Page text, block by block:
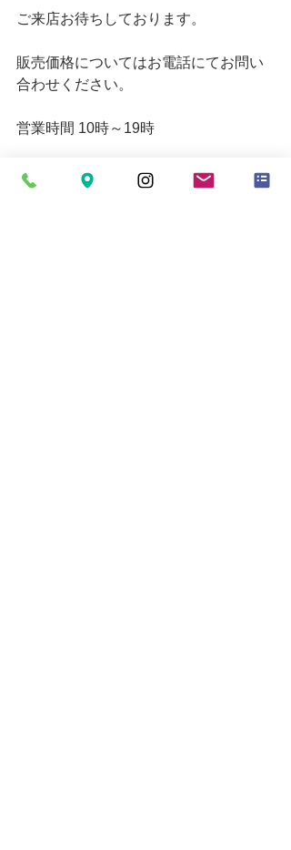
ご来店お待ちしております。
販売価格についてはお電話にてお問い
合わせください。
営業時間 10時～19時
お買い取りの受付は18時30分までとな
ります。